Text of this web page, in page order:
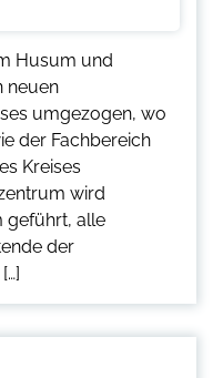
Husum und
neuen
umgezogen, wo
der Fachbereich
Kreises
wird
geführt, alle
der